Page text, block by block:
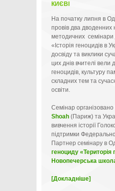
КИЄВІ
На початку липня в
провів два дводенних
методичних семінари
«Історія геноцидів в
досвіду та виклики
цих днів вчителі вели
геноцидів, культуру
складних тем та
освіти.
Семінар організовано
Shoah (Париж) та
вивчення історії
підтримки
Партнер семінару в
геноциду «Територія
Новопечерська
[Докладніше]